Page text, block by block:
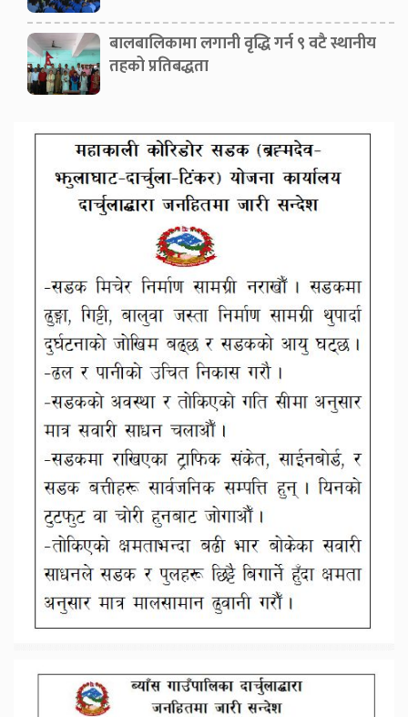
बालबालिकामा लगानी वृद्धि गर्न ९ वटै स्थानीय
तहको प्रतिबद्धता